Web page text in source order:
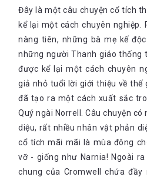
Đây là một câu chuyện cổ tích
kể lại một cách chuyên
nàng tiên, những bà mẹ kế
những người Thanh giáo thống
được kể lại một cách chuyên
giả nhỏ tuổi lời giới thiệu về thế
đã tạo ra một cách xuất sắc
Quý ngài Norrell. Câu chuyện
diệu, rất nhiều nhân vật phản
cổ tích mãi mãi là mùa đông
vỡ - giống như Narnia! Ngoài
chung của Cromwell chứa đầy